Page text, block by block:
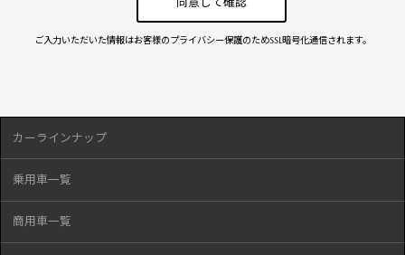
ご入力いただいた情報はお客様のプライバシー保護のためSSL暗号化通信されます。
カーラインナップ
乗用車一覧
商用車一覧